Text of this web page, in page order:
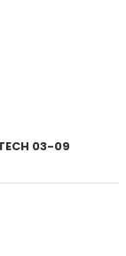
03-09